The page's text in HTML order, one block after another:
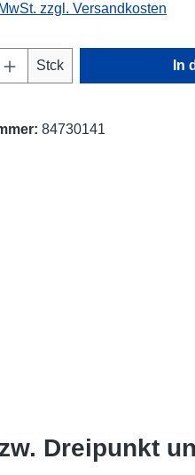
zzgl. Versandkosten
Anzahl: Gib den
Stck In
84730141
Dreipunkt